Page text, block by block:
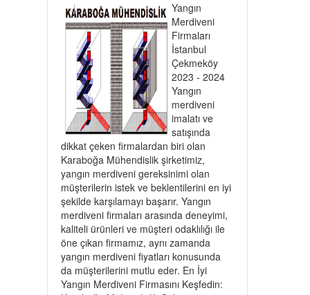
Yangın
Merdiveni
Firmaları
İstanbul
Çekmeköy
2023 - 2024
Yangın
merdiveni
imalatı ve
satışında
dikkat çeken firmalardan biri olan
Karaboğa Mühendislik şirketimiz,
yangın merdiveni gereksinimi olan
müşterilerin istek ve beklentilerini en iyi
şekilde karşılamayı başarır. Yangın
merdiveni firmaları arasında deneyimi,
kaliteli ürünleri ve müşteri odaklılığı ile
öne çıkan firmamız, aynı zamanda
yangın merdiveni fiyatları konusunda
da müşterilerini mutlu eder. En İyi
Yangın Merdiveni Firmasını Keşfedin: